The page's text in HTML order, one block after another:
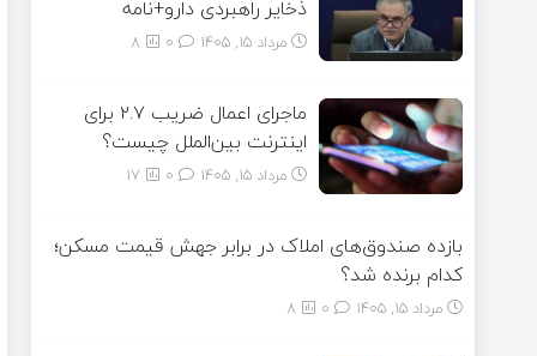
ذخایر راهبردی دارو+نامه
مرداد ۱۵, ۱۴۰۵ 8
ماجرای اعمال ضریب ۲.۷ برای
اینترنت بین‌الملل چیست؟
مرداد ۱۵, ۱۴۰۵ 17
بازده صندوق‌های املاک در برابر جهش قیمت مسکن؛
کدام برنده شد؟
مرداد ۱۵, ۱۴۰۵ 8